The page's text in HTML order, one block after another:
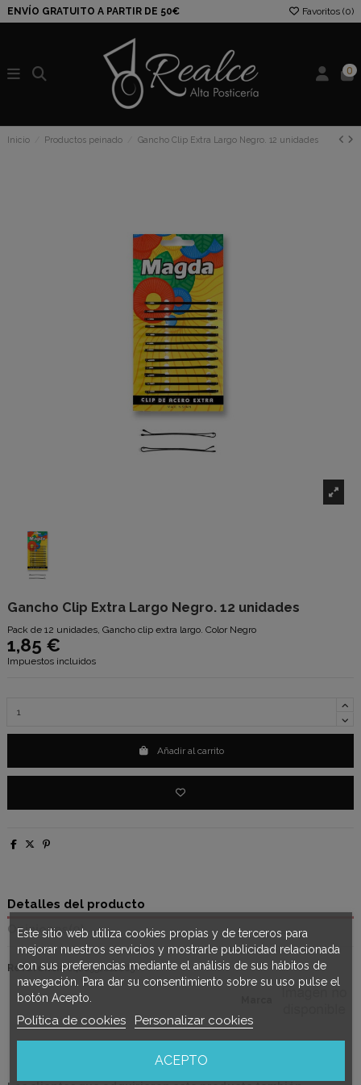
ENVÍO GRATUITO A PARTIR DE 50€ Favoritos (0)
0
Inicio Productos peinado Gancho Clip Extra Largo Negro. 12 unidades
Gancho Clip Extra Largo Negro. 12 unidades
Pack de 12 unidades, Gancho clip extra largo. Color Negro
1,85 €
Impuestos incluidos
Añadir al carrito
Detalles del producto
Opiniones(0)
Referencia 8426951011063
Este sitio web utiliza cookies propias y de terceros para
mejorar nuestros servicios y mostrarle publicidad relacionada
con sus preferencias mediante el análisis de sus hábitos de
navegación. Para dar su consentimiento sobre su uso pulse el
botón Acepto.
Política de cookies Personalizar cookies
ACEPTO